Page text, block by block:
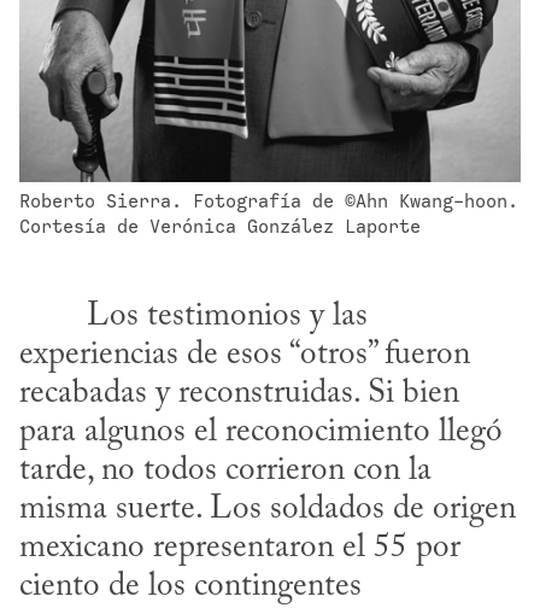
Roberto Sierra. Fotografía de ©Ahn Kwang-hoon.
Cortesía de Verónica González Laporte
experiencias de esos “otros” fueron
recabadas y reconstruidas. Si bien
para algunos el reconocimiento llegó
tarde, no todos corrieron con la
misma suerte. Los soldados de origen
mexicano representaron el 55 por
ciento de los contingentes